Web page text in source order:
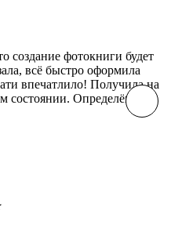
создание фотокниги будет
всё быстро оформила
впечатлило! Получила на
состоянии. Определённо